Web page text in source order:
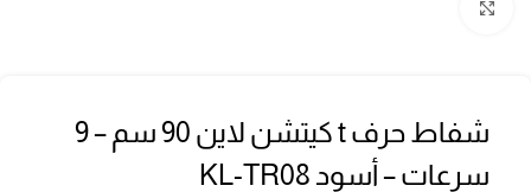
شفاط حرف t كيتشن لاين 90 سم – 9
سرعات – أسود KL-TR08